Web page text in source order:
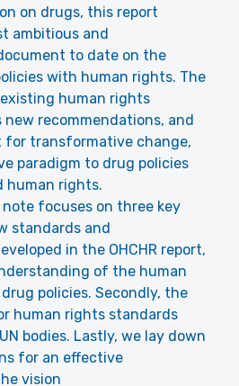
on drugs, this report
ambitious and
to date on the
with human rights. The
human rights
new recommendations, and
for transformative change,
paradigm to drug policies
human rights.
note focuses on three key
standards and
in the OHCHR report,
of the human
policies. Secondly, the
human rights standards
bodies. Lastly, we lay down
for an effective
vision